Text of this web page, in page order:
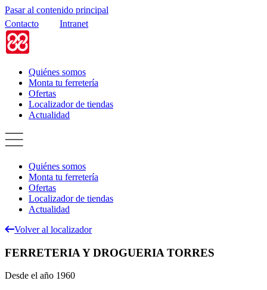
Pasar al contenido principal
Contacto
Intranet
Quiénes somos
Monta tu ferretería
Ofertas
Localizador de tiendas
Actualidad
Quiénes somos
Monta tu ferretería
Ofertas
Localizador de tiendas
Actualidad
Volver al localizador
FERRETERIA Y DROGUERIA TORRES
Desde el año 1960